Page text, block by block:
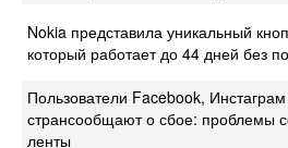
Nokia представила уникальный
который работает до 44 дней без
Пользователи Facebook,
странсообщают о сбое: проблемы
ленты